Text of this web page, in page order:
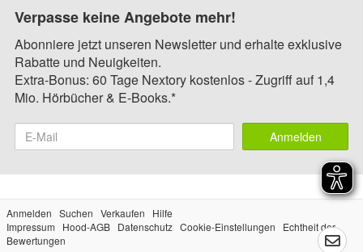
Verpasse keine Angebote mehr!
Abonniere jetzt unseren Newsletter und erhalte exklusive
Rabatte und Neuigkeiten.
Extra-Bonus: 60 Tage Nextory kostenlos - Zugriff auf 1,4
Mio. Hörbücher & E-Books.*
Anmelden
Anmelden Suchen Verkaufen
Hilfe
Impressum
Hood-AGB Datenschutz Cookie-Einstellungen
Echtheit der
Bewertungen